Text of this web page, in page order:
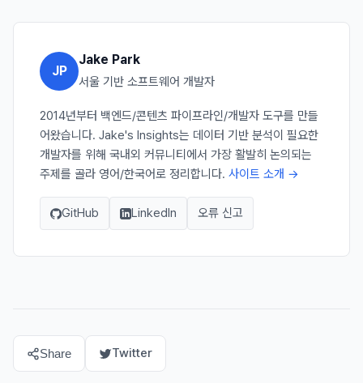
JP
Jake Park
서울 기반 소프트웨어 개발자
2014년부터 백엔드/콘텐츠 파이프라인/개발자 도구를 만들
어왔습니다. Jake's Insights는 데이터 기반 분석이 필요한
개발자를 위해 국내외 커뮤니티에서 가장 활발히 논의되는
주제를 골라 영어/한국어로 정리합니다. 사이트 소개 →
GitHub LinkedIn 오류 신고
Share Twitter